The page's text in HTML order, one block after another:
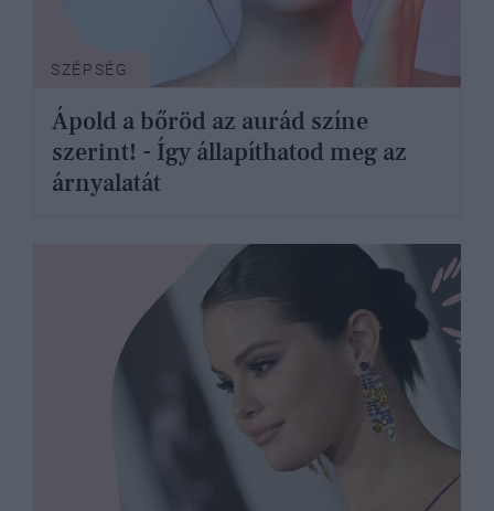
SZÉPSÉG
Ápold a bőröd az aurád színe
szerint! - Így állapíthatod meg az
árnyalatát